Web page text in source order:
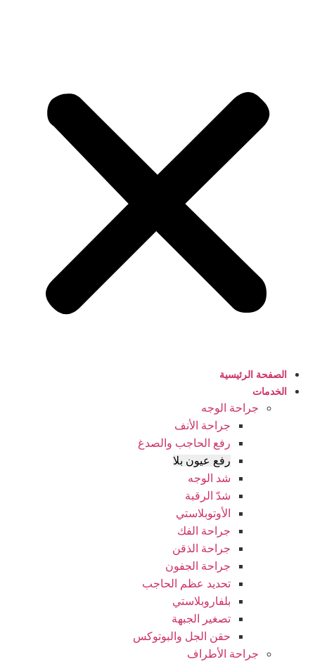
الصفحة الرئيسية
الخدمات
جراحة الوجه
جراحة الأنف
رفع الحاجب والصدغ
رفع عيون بلا
شد الوجه
شدّ الرقبة
الأوتوبلاستي
جراحة الفك
جراحة الذقن
جراحة الجفون
تحديد عظم الحاجب
بلفاروبلاستي
تصغير الجبهة
حقن الجل والبوتوكس
جراحة الأطراف